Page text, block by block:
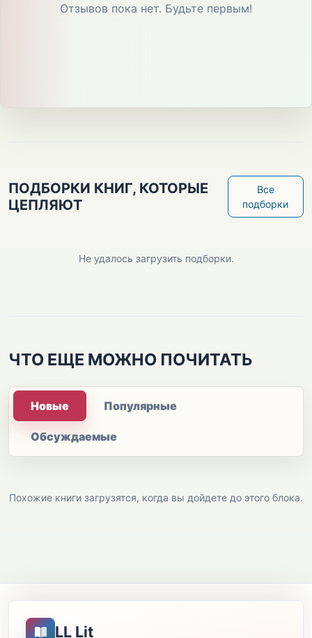
Отзывов пока нет. Будьте первым!
ПОДБОРКИ КНИГ, КОТОРЫЕ
ЦЕПЛЯЮТ
Все
подборки
Не удалось загрузить подборки.
ЧТО ЕЩЕ МОЖНО ПОЧИТАТЬ
Новые Популярные
Обсуждаемые
Похожие книги загрузятся, когда вы дойдете до этого блока.
LL Lit